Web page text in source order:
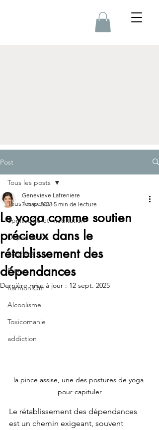
Post
Tous les posts
Spiritualité et méditation
Dépendance
Sobriété
Prières
harmoniOm
Alcoolisme
Toxicomanie
addiction
Tous les posts
Le yoga comme soutien
précieux dans le
rétablissement des
dépendances
Genevieve Lafreniere
7 mars 2023 5 min de lecture
Dernière mise à jour : 12 sept. 2025
la pince assise, une des postures de yoga
pour capituler
Le rétablissement des dépendances
est un chemin exigeant, souvent